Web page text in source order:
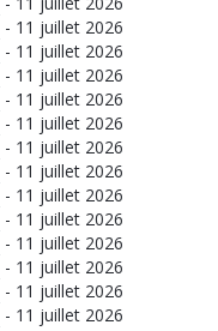
- 11 juillet 2026
- 11 juillet 2026
- 11 juillet 2026
- 11 juillet 2026
- 11 juillet 2026
- 11 juillet 2026
- 11 juillet 2026
- 11 juillet 2026
- 11 juillet 2026
- 11 juillet 2026
- 11 juillet 2026
- 11 juillet 2026
- 11 juillet 2026